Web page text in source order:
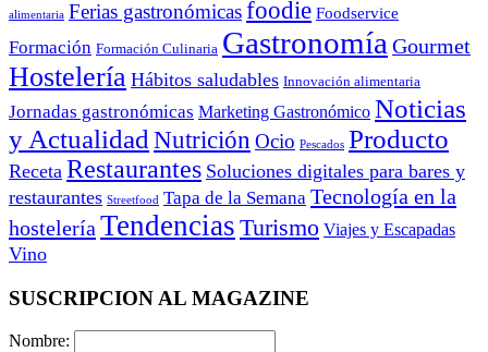
alimentaria Ferias gastronómicasfoodie Foodservice
Formación Formación Culinaria Gastronomía Gourmet
Hostelería Hábitos saludables Innovación alimentaria
Jornadas gastronómicas Marketing Gastronómico Noticias
y Actualidad Nutrición Ocio Pescados Producto
Receta Restaurantes Soluciones digitales para bares y
restaurantes Streetfood Tapa de la Semana Tecnología en la
hostelería Tendencias Turismo Viajes y Escapadas
Vino
SUSCRIPCION AL MAGAZINE
Nombre: